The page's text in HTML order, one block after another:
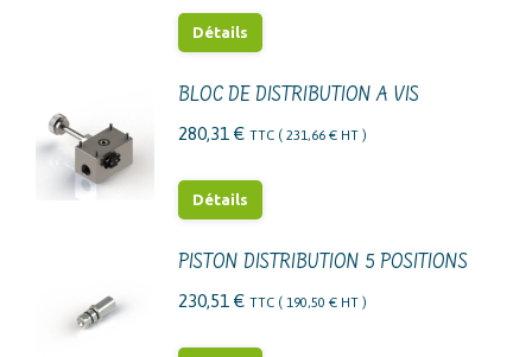
Détails
BLOC DE DISTRIBUTION A VIS
280,31 € TTC ( 231,66 € HT )
Détails
PISTON DISTRIBUTION 5 POSITIONS
230,51 € TTC ( 190,50 € HT )